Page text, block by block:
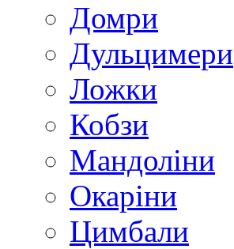
Домри
Дульцимери
Ложки
Кобзи
Мандоліни
Окаріни
Цимбали